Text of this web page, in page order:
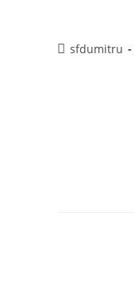
Postsfdumitru